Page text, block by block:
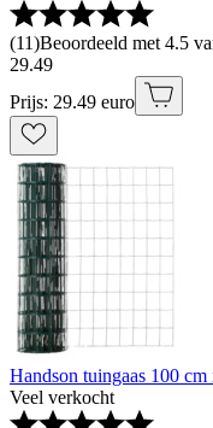
(11)Beoordeeld met 4.5
29.49
Prijs: 29.49 euro
Handson tuingaas 100
Veel verkocht